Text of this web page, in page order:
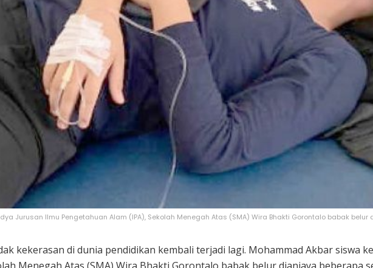
Jurusan Ilmu Pengetahuan Alam (IPA), Sekolah Menegah Atas (SMA) Wira Bhakti Gorontalo babak
kekerasan di dunia pendidikan kembali terjadi lagi. Mohammad Akbar siswa